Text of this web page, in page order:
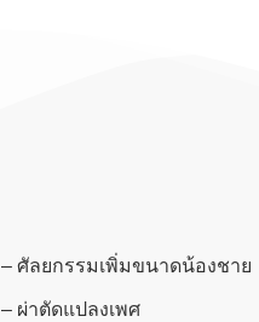
– ศัลยกรรมเพิ่มขนาดน้องชาย
– ผ่าตัดแปลงเพศ